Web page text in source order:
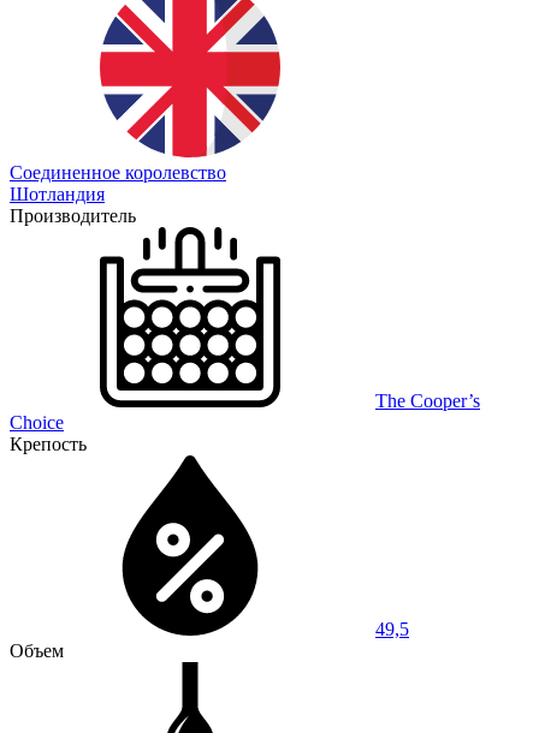
Соединенное королевство
Шотландия
Производитель
The Cooper’s
Choice
Крепость
49,5
Объем